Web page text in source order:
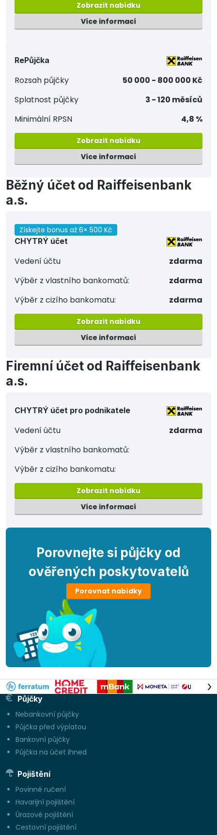
Zobrazit nabídku
Více informací
RePůjčka
Rozsah půjčky
50 000 - 800 000 Kč
Splatnost půjčky
3 - 120 měsíců
Minimální RPSN
4,8 %
Zobrazit nabídku
Více informací
Běžný účet od Raiffeisenbank
a.s.
Získejte bonus až 6× 500 Kč
CHYTRÝ účet
Vedení účtu
zdarma
Výběr z vlastního bankomatů:
zdarma
Výběr z cizího bankomatu:
zdarma
Zobrazit nabídku
Více informací
Firemní účet od Raiffeisenbank
a.s.
CHYTRÝ účet pro podnikatele
Vedení účtu
zdarma
Výběr z vlastního bankomatů:
Výběr z cizího bankomatu:
Zobrazit nabídku
Více informací
Porovnejte si půjčky od
ověřených poskytovatelů
Porovnat nabídky
Půjčky
Nebankovní půjčky
Půjčka před výplatou
Bankovní půjčky
Půjčka na účet ihned
Pojištění
Povinné ručení
Havarijní pojištění
Úrazové pojištění
Cestovní pojištění